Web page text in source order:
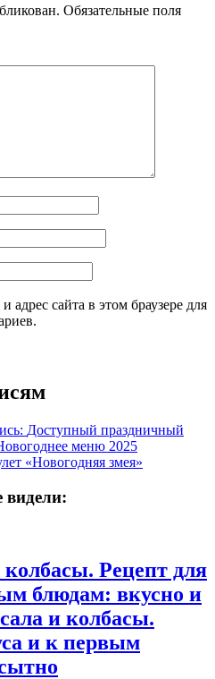
Обязательные поля
адрес сайта в этом браузере для
Доступный праздничный
меню 2025
«Новогодняя змея»
видели:
Рецепт для
блюдам: вкусно и
и колбасы.
и к первым